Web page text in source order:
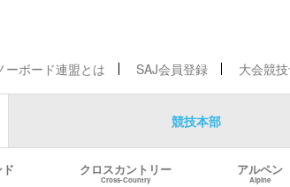
ーボード連盟とは SAJ会員登録 大会競
競技本部
クロスカントリー
Cross-Country
アルペン
Alpine